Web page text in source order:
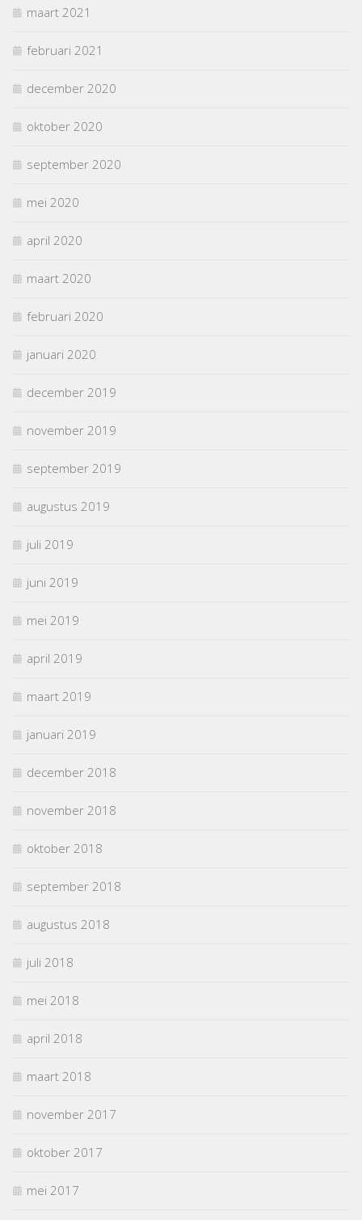
maart 2021
februari 2021
december 2020
oktober 2020
september 2020
mei 2020
april 2020
maart 2020
februari 2020
januari 2020
december 2019
november 2019
september 2019
augustus 2019
juli 2019
juni 2019
mei 2019
april 2019
maart 2019
januari 2019
december 2018
november 2018
oktober 2018
september 2018
augustus 2018
juli 2018
mei 2018
april 2018
maart 2018
november 2017
oktober 2017
mei 2017